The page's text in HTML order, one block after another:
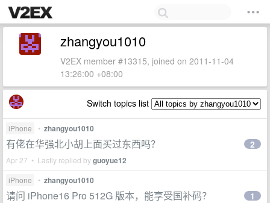
zhangyou1010
V2EX member #13315, joined on 2011-11-04
13:26:00 +08:00
Switch topics list
iPhone • zhangyou1010
有佬在华强北小胡上面买过东西吗？
Apr 27 • Lastly replied byguoyue12
2
iPhone • zhangyou1010
请问 iPhone16 Pro 512G 版本，能享受国补码？ 1